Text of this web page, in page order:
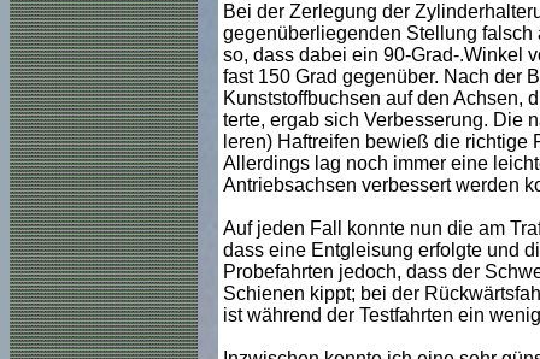
Bei der Zerlegung der
gegenüberliegenden Stellung
so, dass dabei ein 90-Grad-.Winkel
fast 150 Grad gegenüber. Nach der
Kunststoffbuchsen auf den Achsen,
terte, ergab sich Verbesserung. Die
leren) Haftreifen bewieß die richtige
Allerdings lag noch immer eine
Antriebsachsen verbessert werden
Auf jeden Fall konnte nun die am
dass eine Entgleisung erfolgte und
Probefahrten jedoch, dass der
Schienen kippt; bei der
ist während der Testfahrten ein